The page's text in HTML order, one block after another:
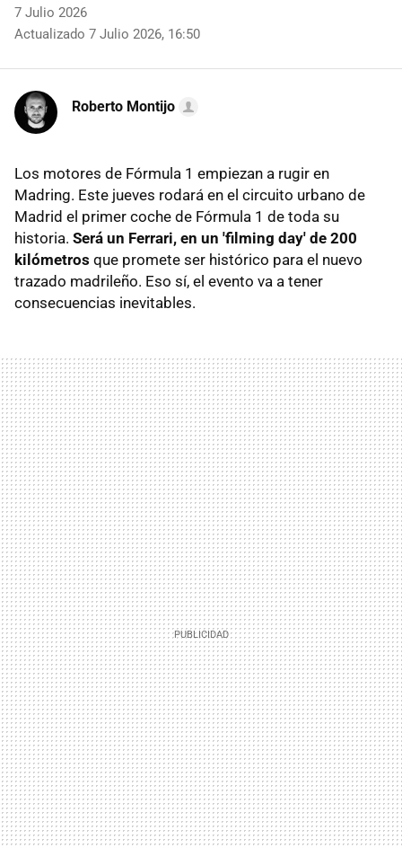
7 Julio 2026
Actualizado 7 Julio 2026, 16:50
Roberto Montijo
Los motores de Fórmula 1 empiezan a rugir en
Madring. Este jueves rodará en el circuito urbano de
Madrid el primer coche de Fórmula 1 de toda su
historia. Será un Ferrari, en un 'filming day' de 200
kilómetros que promete ser histórico para el nuevo
trazado madrileño. Eso sí, el evento va a tener
consecuencias inevitables.